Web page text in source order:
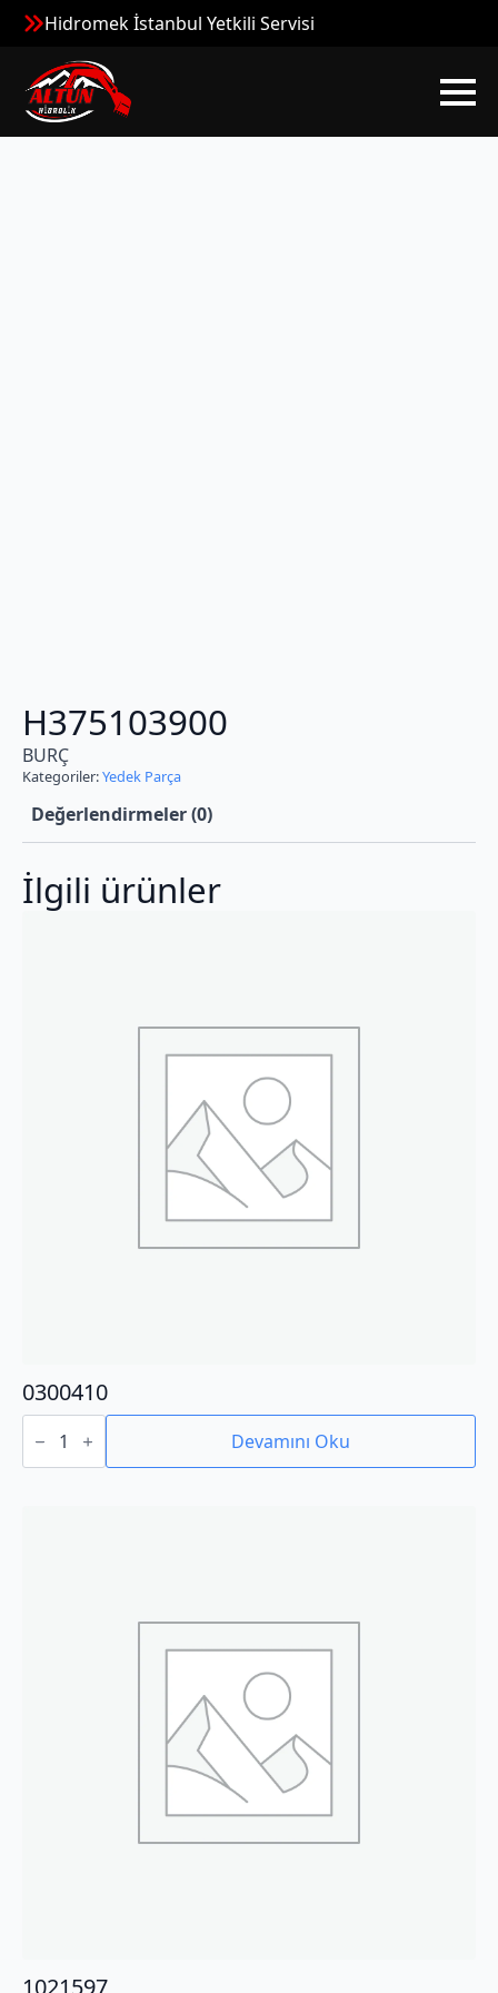
Hidromek İstanbul Yetkili Servisi
H375103900
BURÇ
Kategoriler:Yedek Parça
Değerlendirmeler (0)
İlgili ürünler
0300410
0300410
adet Devamını Oku
1021597